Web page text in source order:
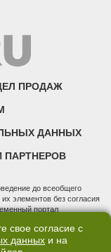
ПРОДАЖ
ДАННЫХ
ПАРТНЕРОВ
до всеобщего
элементов без согласия
портал
массовых коммуникаций
от 02.09.2019
свое согласие с
данных и на